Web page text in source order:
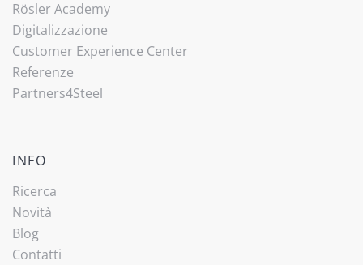
Rösler Academy
Digitalizzazione
Customer Experience Center
Referenze
Partners4Steel
INFO
Ricerca
Novità
Blog
Contatti